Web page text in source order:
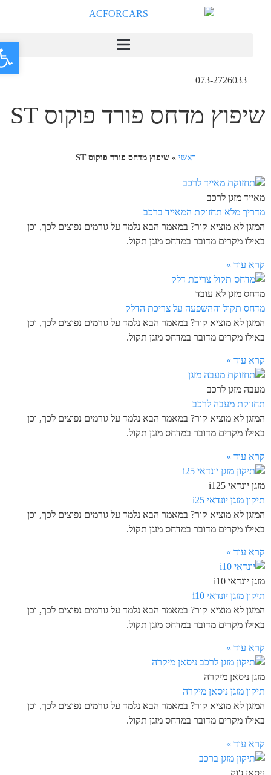
073-2726033
שיפוץ מדחס פורד פוקוס ST
ראשי»שיפוץ מדחס פורד פוקוס ST
מאייד מזגן לרכב
מדריך מלא תחזוקת המאייד ברכב
המזגן לא מוציא קור? במאמר הבא נלמד על גורמים נפוצים לכך, וכן
באילו מקרים מדובר במדחס מזגן תקול.
קרא עוד »
מדחס מזגן לא עובד
מדחס תקול וההשפעה על צריכת הדלק
המזגן לא מוציא קור? במאמר הבא נלמד על גורמים נפוצים לכך, וכן
באילו מקרים מדובר במדחס מזגן תקול.
קרא עוד »
מעבה מזגן לרכב
תחזוקת מעבה לרכב
המזגן לא מוציא קור? במאמר הבא נלמד על גורמים נפוצים לכך, וכן
באילו מקרים מדובר במדחס מזגן תקול.
קרא עוד »
מזגן יונדאי i125
תיקון מזגן יונדאי i25
המזגן לא מוציא קור? במאמר הבא נלמד על גורמים נפוצים לכך, וכן
באילו מקרים מדובר במדחס מזגן תקול.
קרא עוד »
מזגן יונדאי i10
תיקון מזגן יונדאי i10
המזגן לא מוציא קור? במאמר הבא נלמד על גורמים נפוצים לכך, וכן
באילו מקרים מדובר במדחס מזגן תקול.
קרא עוד »
מזגן ניסאן מיקרה
תיקון מזגן ניסאן מיקרה
המזגן לא מוציא קור? במאמר הבא נלמד על גורמים נפוצים לכך, וכן
באילו מקרים מדובר במדחס מזגן תקול.
קרא עוד »
ניסאן ג'וק